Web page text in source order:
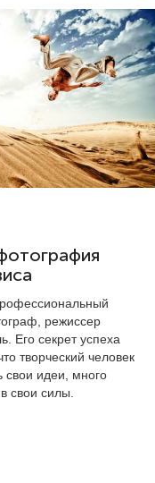
режиссер
Его секрет успеха
творческий человек
свои идеи, много
свои силы.